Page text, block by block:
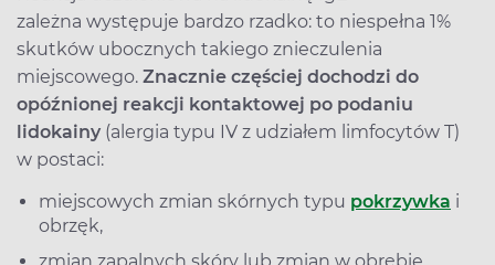
zależna występuje bardzo rzadko: to niespełna 1%
skutków ubocznych takiego znieczulenia
miejscowego. Znacznie częściej dochodzi do
opóźnionej reakcji kontaktowej po podaniu
lidokainy (alergia typu IV z udziałem limfocytów T)
w postaci:
miejscowych zmian skórnych typu pokrzywka i
obrzęk,